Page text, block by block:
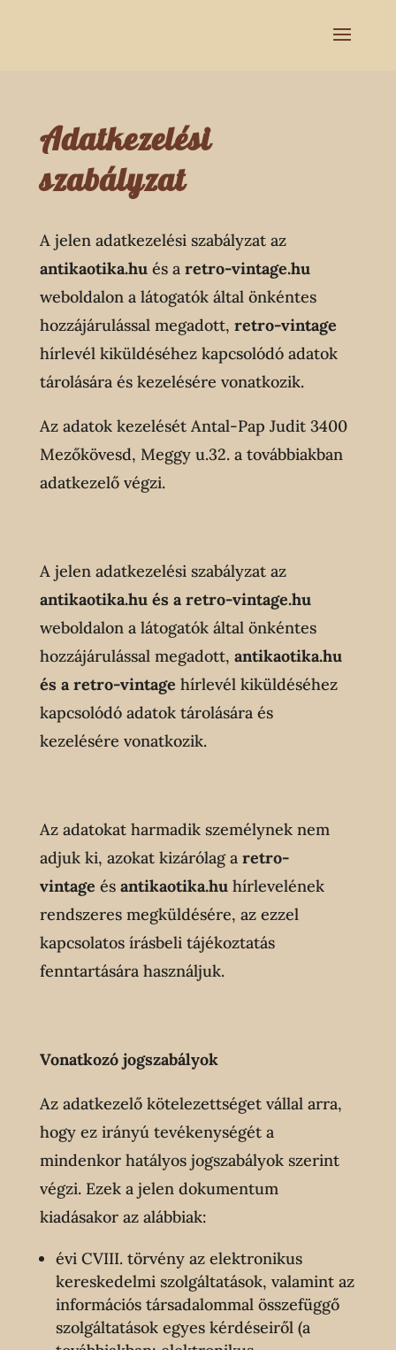
Adatkezelési
szabályzat
A jelen adatkezelési szabályzat az
antikaotika.hués a retro-vintage.hu
weboldalon a látogatók által önkéntes
hozzájárulással megadott, retro-vintage
hírlevél kiküldéséhez kapcsolódó adatok
tárolására és kezelésére vonatkozik.
Az adatok kezelését Antal-Pap Judit 3400
Mezőkövesd, Meggy u.32. a továbbiakban
adatkezelő végzi.
A jelen adatkezelési szabályzat az
antikaotika.hu és a retro-vintage.hu
weboldalon a látogatók által önkéntes
hozzájárulással megadott, antikaotika.hu
és aretro-vintage hírlevél kiküldéséhez
kapcsolódó adatok tárolására és
kezelésére vonatkozik.
Az adatokat harmadik személynek nem
adjuk ki, azokat kizárólag a retro-
vintage és antikaotika.hu hírlevelének
rendszeres megküldésére, az ezzel
kapcsolatos írásbeli tájékoztatás
fenntartására használjuk.
Vonatkozó jogszabályok
Az adatkezelő kötelezettséget vállal arra,
hogy ez irányú tevékenységét a
mindenkor hatályos jogszabályok szerint
végzi. Ezek a jelen dokumentum
kiadásakor az alábbiak:
évi CVIII. törvény az elektronikus
kereskedelmi szolgáltatások, valamint az
információs társadalommal összefüggő
szolgáltatások egyes kérdéseiről (a